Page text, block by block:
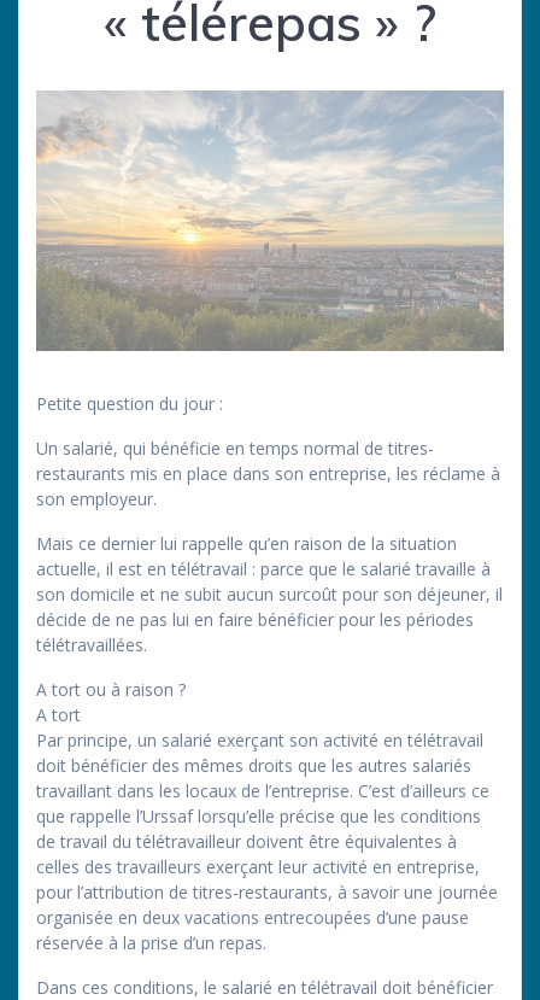
« télérepas » ?
Petite question du jour :
Un salarié, qui bénéficie en temps normal de titres-
restaurants mis en place dans son entreprise, les réclame à
son employeur.
Mais ce dernier lui rappelle qu’en raison de la situation
actuelle, il est en télétravail : parce que le salarié travaille à
son domicile et ne subit aucun surcoût pour son déjeuner, il
décide de ne pas lui en faire bénéficier pour les périodes
télétravaillées.
A tort ou à raison ?
A tort
Par principe, un salarié exerçant son activité en télétravail
doit bénéficier des mêmes droits que les autres salariés
travaillant dans les locaux de l’entreprise. C’est d’ailleurs ce
que rappelle l’Urssaf lorsqu’elle précise que les conditions
de travail du télétravailleur doivent être équivalentes à
celles des travailleurs exerçant leur activité en entreprise,
pour l’attribution de titres-restaurants, à savoir une journée
organisée en deux vacations entrecoupées d’une pause
réservée à la prise d’un repas.
Dans ces conditions, le salarié en télétravail doit bénéficier